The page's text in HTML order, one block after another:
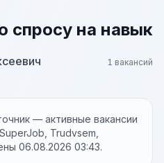
спросу на навык
1 вакансий
— активные вакансии
Trudvsem,
06.08.2026 03:43.